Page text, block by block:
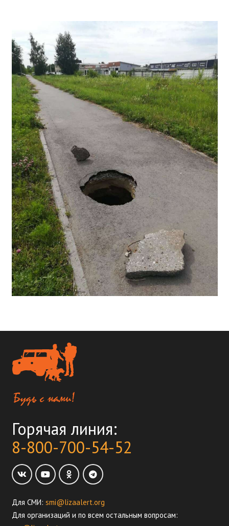
Горячая линия:
8-800-700-54-52
Для СМИ: smi@lizaalert.org
Для организаций и по всем остальным вопросам: